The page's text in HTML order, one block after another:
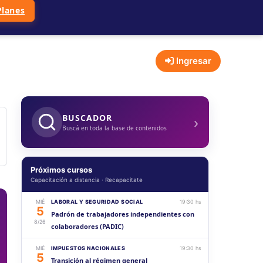
Ingresar
BUSCADOR
Buscá en toda la base de contenidos ›
Próximos cursos
Capacitación a distancia · Recapacitate
MIÉ
5
8/26
LABORAL Y SEGURIDAD SOCIAL 19:30 hs
Padrón de trabajadores independientes con
colaboradores (PADIC)
MIÉ
5
IMPUESTOS NACIONALES 19:30 hs
Transición al régimen general